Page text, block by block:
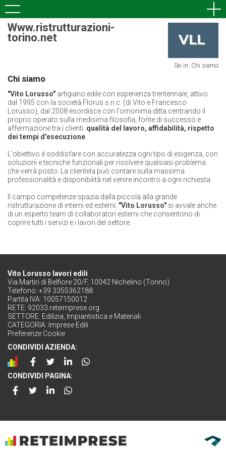
Www.ristrutturazioni-
torino.net
Sei in: Chi siamo
Chi siamo
"Vito Lorusso" artigiano edile con esperienza trentennale, attivo
dal 1995 con la società Florus s.n.c. (di Vito e Francesco
Lorusso), dal 2008 esordisce con l'omonima ditta centrando il
proprio operato sulla medisima filosofia, fonte di successo e
affermazione tra i clienti: qualità del lavoro, affidabilità, rispetto
dei tempi d'esecuzione
L'obiettivo è soddisfare con accuratezza ogni tipo di esigenza, con
soluzioni e tecniche funzionali per risolvere qualsiasi problema
che verrà posto. La clientela può contare sulla massima
professionalità e disponibilità nel venire incontro a ogni richiesta.
Il campo competenze spazia dalla piccola alla grande
ristrutturazione di interni ed esterni. "Vito Lorusso" si avvale anche
di un esperto team di collaboratori esterni che consentono di
coprire tutti i servizi e i lavori del settore.
Vito Lorusso lavori edili
Via Martiri di Belfiore 20/F, 10042 Nichelino (Torino)
Telefono: +39 3355362188
Partita IVA: 10057150012
RETE: 92033.reteimprese.org
SETTORE: Edilizia, Impiantistica e Materiali
CATEGORIA: Imprese Edili
Preferenze Cookie
CONDIVIDI AZIENDA:
CONDIVIDI PAGINA: